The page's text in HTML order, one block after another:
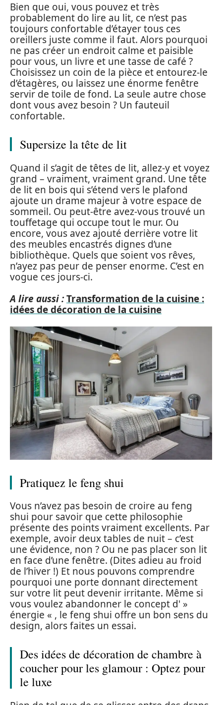
Bien que oui, vous pouvez et très
probablement do lire au lit, ce n’est pas
toujours confortable d’étayer tous ces
oreillers juste comme il faut. Alors pourquoi
ne pas créer un endroit calme et paisible
pour vous, un livre et une tasse de café ?
Choisissez un coin de la pièce et entourez-le
d’étagères, ou laissez une énorme fenêtre
servir de toile de fond. La seule autre chose
dont vous avez besoin ? Un fauteuil
confortable.
Supersize la tête de lit
Quand il s’agit de têtes de lit, allez-y et voyez
grand – vraiment, vraiment grand. Une tête
de lit en bois qui s’étend vers le plafond
ajoute un drame majeur à votre espace de
sommeil. Ou peut-être avez-vous trouvé un
touffetage qui occupe tout le mur. Ou
encore, vous avez ajouté derrière votre lit
des meubles encastrés dignes d’une
bibliothèque. Quels que soient vos rêves,
n’ayez pas peur de penser enorme. C’est en
vogue ces jours-ci.
A lire aussi :Transformation de la cuisine :
idées de décoration de la cuisine
Pratiquez le feng shui
Vous n’avez pas besoin de croire au feng
shui pour savoir que cette philosophie
présente des points vraiment excellents. Par
exemple, avoir deux tables de nuit – c’est
une évidence, non ? Ou ne pas placer son lit
en face d’une fenêtre. (Dites adieu au froid
de l’hiver !) Et nous pouvons comprendre
pourquoi une porte donnant directement
sur votre lit peut devenir irritante. Même si
vous voulez abandonner le concept d' »
énergie « , le feng shui offre un bon sens du
design, alors faites un essai.
Des idées de décoration de chambre à
coucher pour les glamour : Optez pour
le luxe